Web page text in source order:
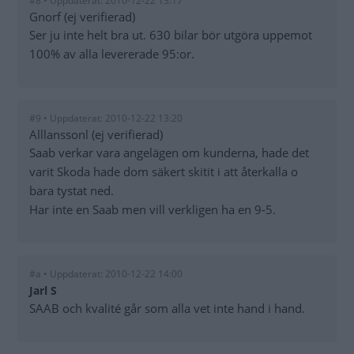
Gnorf (ej verifierad)
Ser ju inte helt bra ut. 630 bilar bör utgöra uppemot
100% av alla levererade 95:or.
#9 • Uppdaterat: 2010-12-22 13:20
Alllanssonl (ej verifierad)
Saab verkar vara angelägen om kunderna, hade det
varit Skoda hade dom säkert skitit i att återkalla o
bara tystat ned.
Har inte en Saab men vill verkligen ha en 9-5.
#a • Uppdaterat: 2010-12-22 14:00
Jarl S
SAAB och kvalité går som alla vet inte hand i hand.